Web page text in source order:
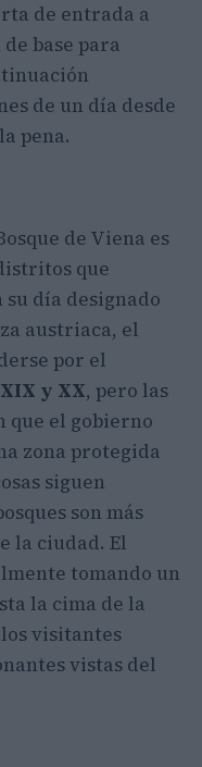
de entrada a
base para
de un día desde
pena.
de Viena es
que
su día designado
austriaca, el
por el
XIX y XX, pero las
que el gobierno
zona protegida
siguen
son más
la ciudad. El
tomando un
la cima de la
visitantes
vistas del